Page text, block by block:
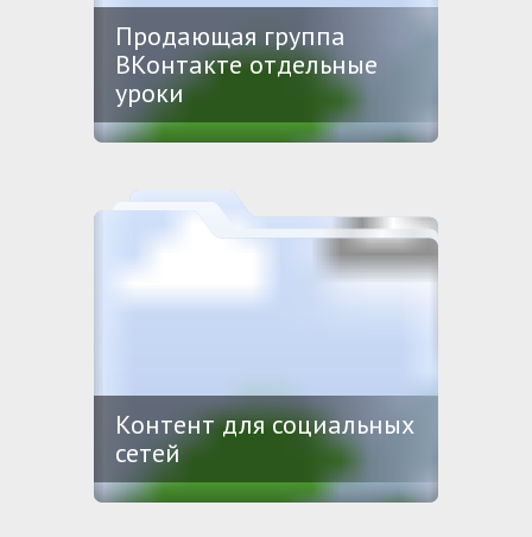
Продающая группа
ВКонтакте отдельные
уроки
Контент для социальных
сетей